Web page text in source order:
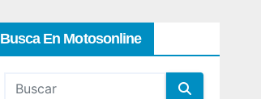
Busca En Motosonline